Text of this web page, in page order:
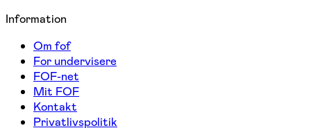
Information
Om fof
For undervisere
FOF-net
Mit FOF
Kontakt
Privatlivspolitik